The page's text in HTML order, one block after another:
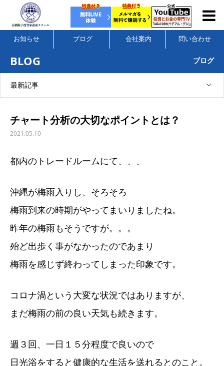
お知らせ ブログ 会社案内 問い合わせ
BLOG ブログ
最新記事
チャート分析の大切なポイントとは？
2021.05.10
都内のトレードルームにて、、、
沖縄が梅雨入りし、そろそろ
梅雨到来の時期がやってまいりましたね。
昨年の梅雨もそうですが。。。
殆ど出歩く事がなかったのであまり
梅雨を感じず終わってしまった印象です。
コロナ渦という大変な状況ではありますが、
まだ梅雨の前の良い天気も続きます。
週３回、一日１５分程度で良いので
日光浴をすると健康的な生活を送れるとのこと。